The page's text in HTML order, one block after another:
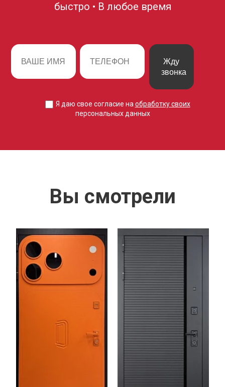
быстро • В любое время
Жду
звонка
Я даю свое согласие на обработку своих
персональных данных
Вы смотрели